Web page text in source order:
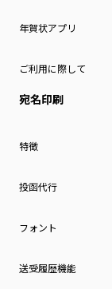
年賀状アプリ
ご利用に際して
宛名印刷
特徴
投函代行
フォント
送受履歴機能